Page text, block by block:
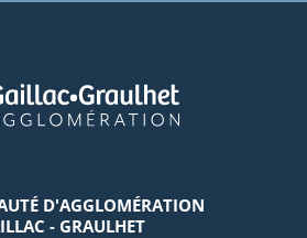
D'AGGLOMÉRATION
- GRAULHET